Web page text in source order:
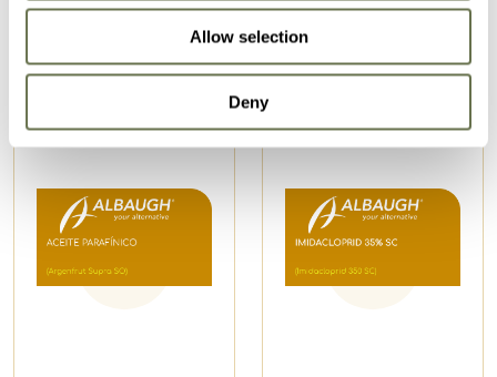
Allow selection
Deny